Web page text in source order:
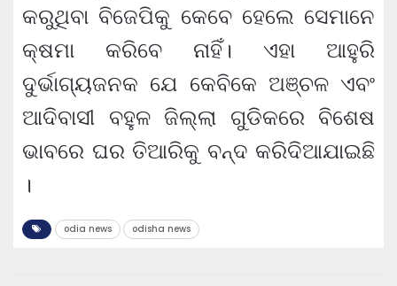
କରୁଥିବା ବିଜେପିକୁ କେବେ ହେଲେ ସେମାନେ
କ୍ଷମା କରିବେ ନାହିଁ। ଏହା ଆହୁରି
ଦୁର୍ଭାଗ୍ୟଜନକ ଯେ କେବିକେ ଅଞ୍ଚଳ ଏବଂ
ଆଦିବାସୀ ବହୁଳ ଜିଲ୍ଲା ଗୁଡିକରେ ବିଶେଷ
ଭାବରେ ଘର ତିଆରିକୁ ବନ୍ଦ କରିଦିଆଯାଇଛି
।
odia news odisha news